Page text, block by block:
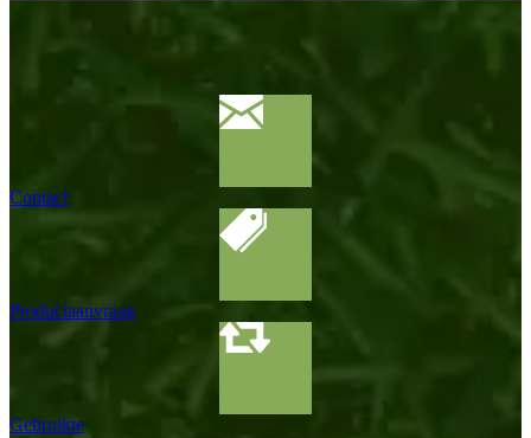
Contact
Productaanvraag
Gebruikte